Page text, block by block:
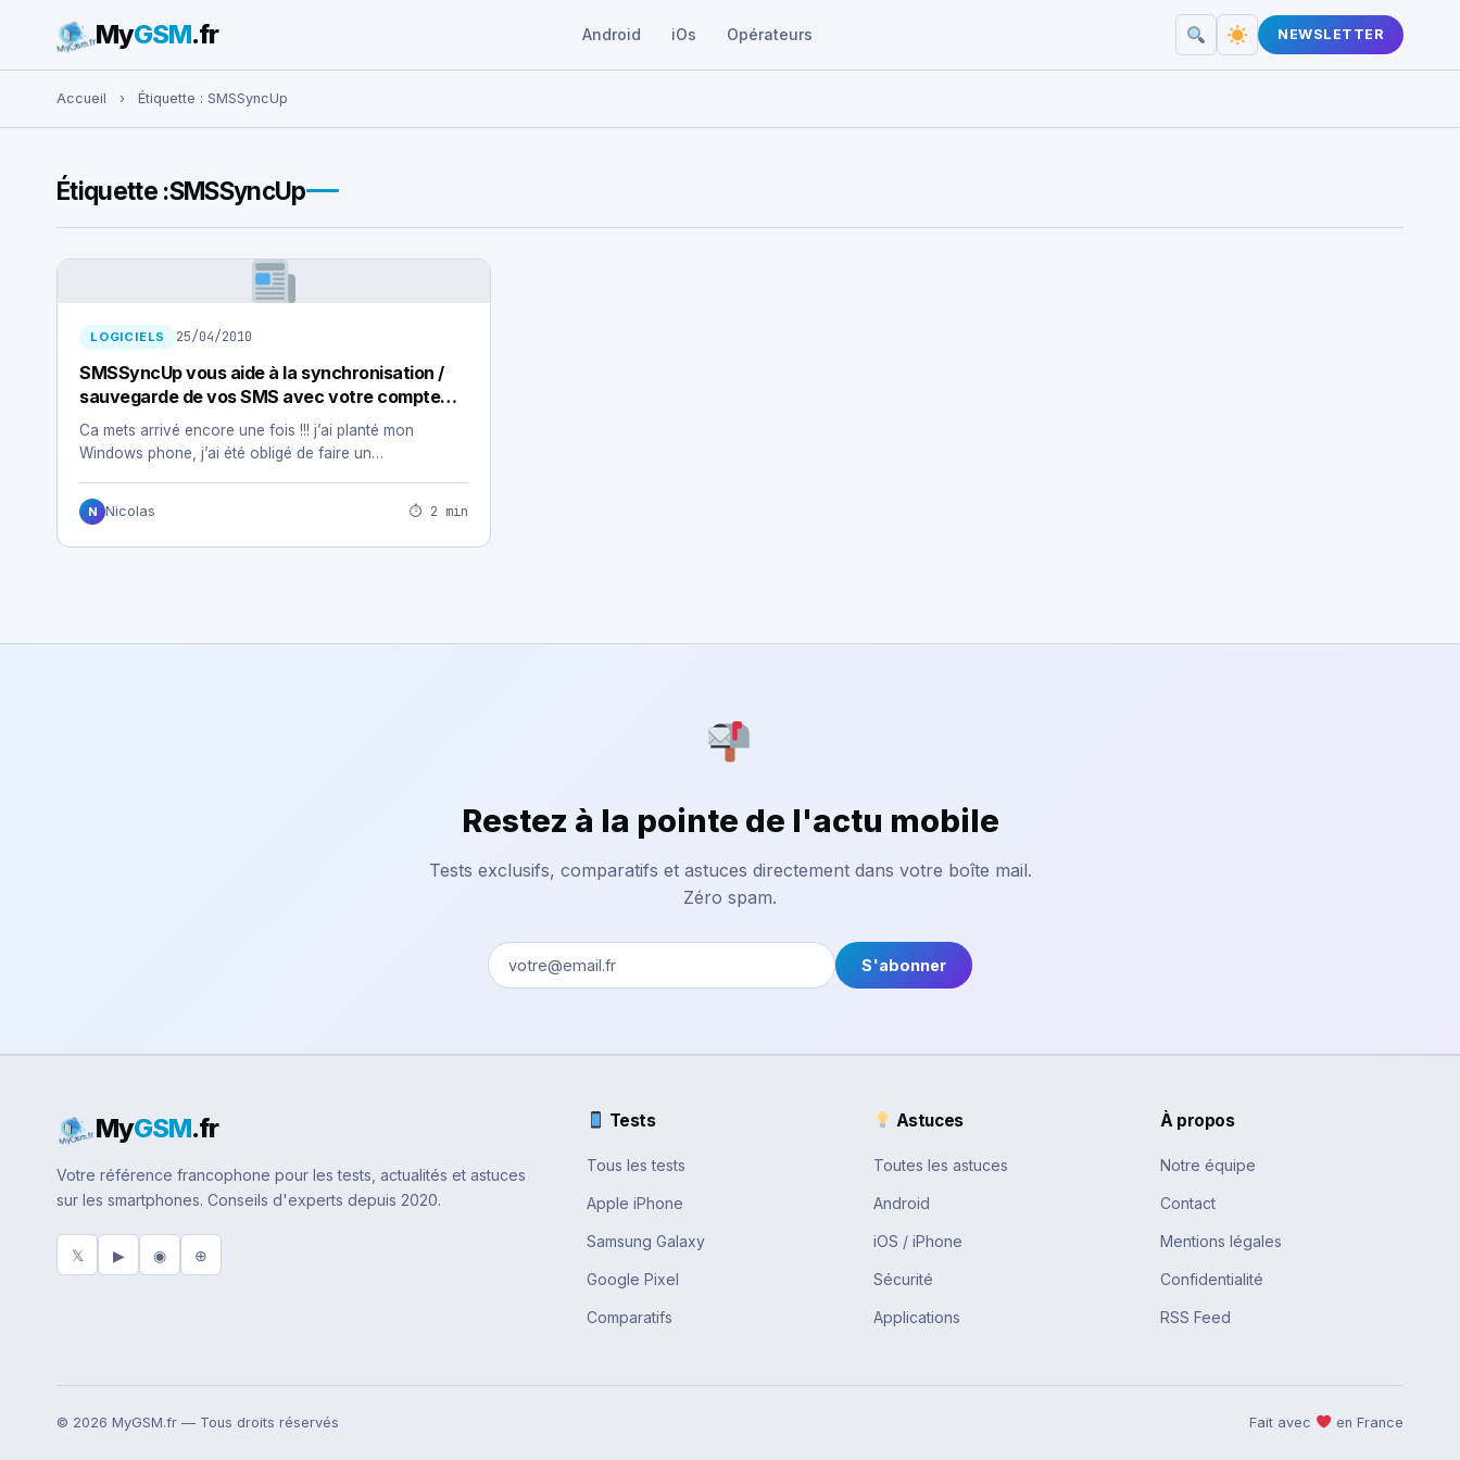
Rechercher :
MyGSM.fr Android iOs Opérateurs NEWSLETTER
Accueil › Étiquette : SMSSyncUp
Étiquette :SMSSyncUp
LOGICIELS 25/04/2010
SMSSyncUp vous aide à la synchronisation /
sauvegarde de vos SMS avec votre compte
Gmail.
Ca mets arrivé encore une fois !!! j’ai planté mon
Windows phone, j’ai été obligé de faire un…
N Nicolas ⏱ 2 min
Restez à la pointe de l'actu mobile
Tests exclusifs, comparatifs et astuces directement dans votre boîte mail.
Zéro spam.
S'abonner
MyGSM.fr
Votre référence francophone pour les tests, actualités et astuces
sur les smartphones. Conseils d'experts depuis 2020.
𝕏 ▶ ◉ ⊕
Tests
Tous les tests
Apple iPhone
Samsung Galaxy
Google Pixel
Comparatifs
Astuces
Toutes les astuces
Android
iOS / iPhone
Sécurité
Applications
À propos
Notre équipe
Contact
Mentions légales
Confidentialité
RSS Feed
© 2026 MyGSM.fr — Tous droits réservés Fait avec en France